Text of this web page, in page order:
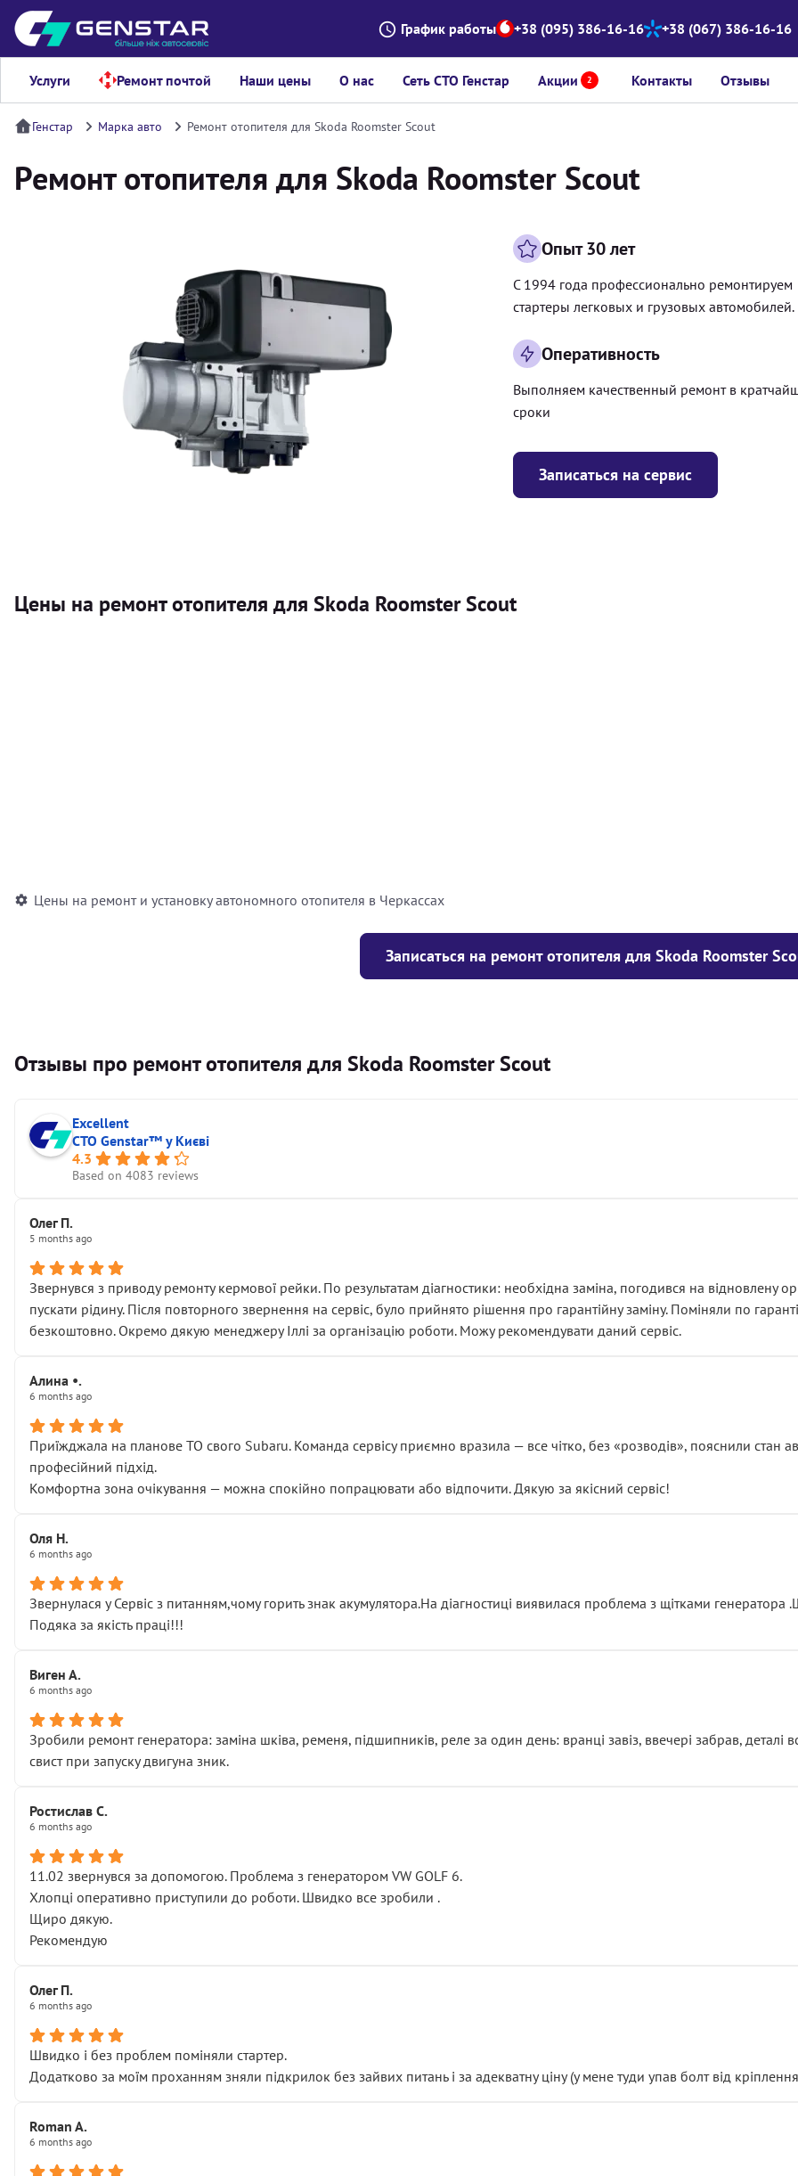
График работы +38 (095) 386-16-16 +38 (067) 386-16-16
Услуги Ремонт почтой Наши цены О нас Сеть СТО Генстар Акции 2 Контакты Отзывы
Генстар Марка авто Ремонт отопителя для Skoda Roomster Scout
Ремонт отопителя для Skoda Roomster Scout
Записаться на сервис
Опыт 30 лет
С 1994 года профессионально ремонтируем
стартеры легковых и грузовых автомобилей.
Оперативность
Выполняем качественный ремонт в
сроки
Цены на ремонт отопителя для Skoda Roomster Scout
Цены на ремонт и установку автономного отопителя в Черкассах
Записаться на ремонт отопителя для Skoda Roomster
Отзывы про ремонт отопителя для Skoda Roomster Scout
Excellent
СТО Genstar™ у Києві
4.3
Based on 4083 reviews
Олег П.
5 months ago
Звернувся з приводу ремонту кермової рейки. По результатам діагностики: необхідна заміна, погодився на відновлену
пускати рідину. Після повторного звернення на сервіс, було прийнято рішення про гарантійну заміну. Поміняли по
безкоштовно. Окремо дякую менеджеру Іллі за організацію роботи. Можу рекомендувати даний сервіс.
Алина •.
6 months ago
Приїжджала на планове ТО свого Subaru. Команда сервісу приємно вразила — все чітко, без «розводів», пояснили стан
професійний підхід.
Комфортна зона очікування — можна спокійно попрацювати або відпочити. Дякую за якісний сервіс!
Оля Н.
6 months ago
Звернулася у Сервіс з питанням,чому горить знак акумулятора.На діагностиці виявилася проблема з щітками
Подяка за якість праці!!!
Виген А.
6 months ago
Зробили ремонт генератора: заміна шківа, ременя, підшипників, реле за один день: вранці завіз, ввечері забрав, деталі
свист при запуску двигуна зник.
Ростислав С.
6 months ago
11.02 звернувся за допомогою. Проблема з генератором VW GOLF 6.
Хлопці оперативно приступили до роботи. Швидко все зробили .
Щиро дякую.
Рекомендую
Олег П.
6 months ago
Швидко і без проблем поміняли стартер.
Додатково за моїм проханням зняли підкрилок без зайвих питань і за адекватну ціну (у мене туди упав болт від
Roman A.
6 months ago